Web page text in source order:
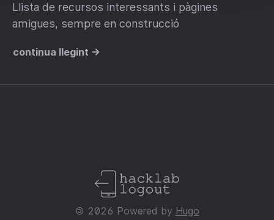
Llista de recursos interessants i pàgines
amigues, sempre en construcció
continua llegint →
🄯 2026 Powered by Hugo